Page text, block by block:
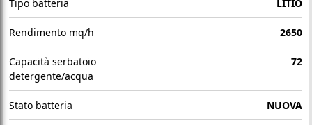
Tipo batteria LITIO
Rendimento mq/h 2650
Capacità serbatoio
detergente/acqua
72
Stato batteria NUOVA